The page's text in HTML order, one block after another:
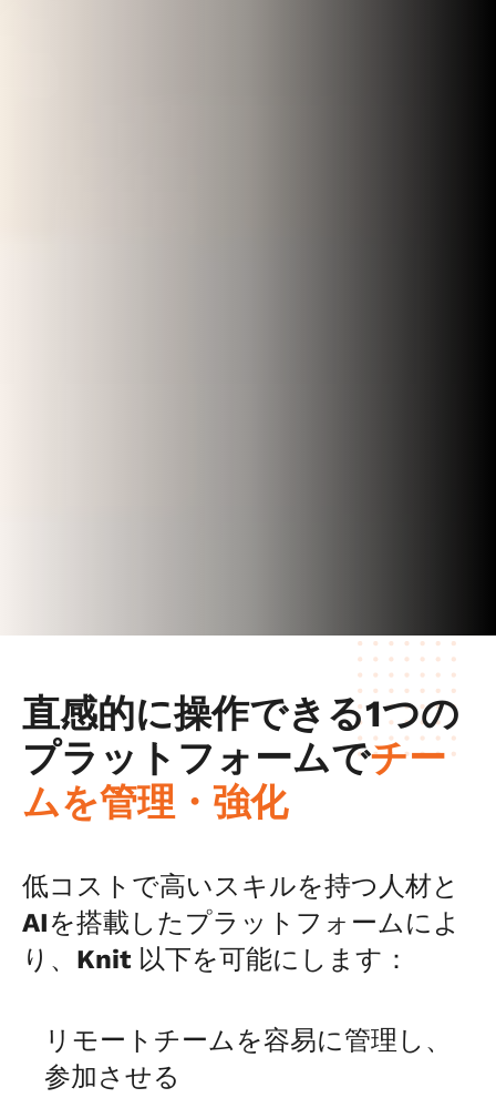
直感的に操作できる1つの
プラットフォームでチー
ムを管理・強化
低コストで高いスキルを持つ人材と
AIを搭載したプラットフォームによ
り、Knit 以下を可能にします：
リモートチームを容易に管理し、
参加させる